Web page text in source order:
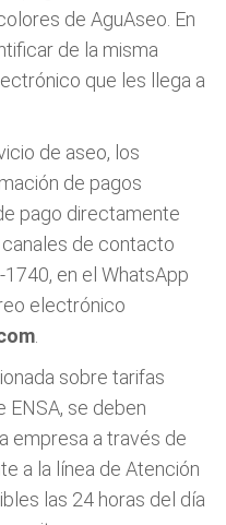
de AguAseo. En
de la misma
que les llega a
de aseo, los
de pagos
pago directamente
de contacto
en el WhatsApp
electrónico
sobre tarifas
se deben
empresa a través de
a la línea de Atención
las 24 horas del día